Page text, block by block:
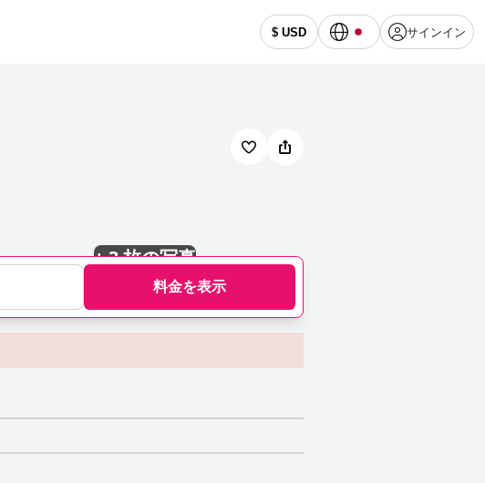
$ USD サインイン
+3 枚の写真
料金を表示